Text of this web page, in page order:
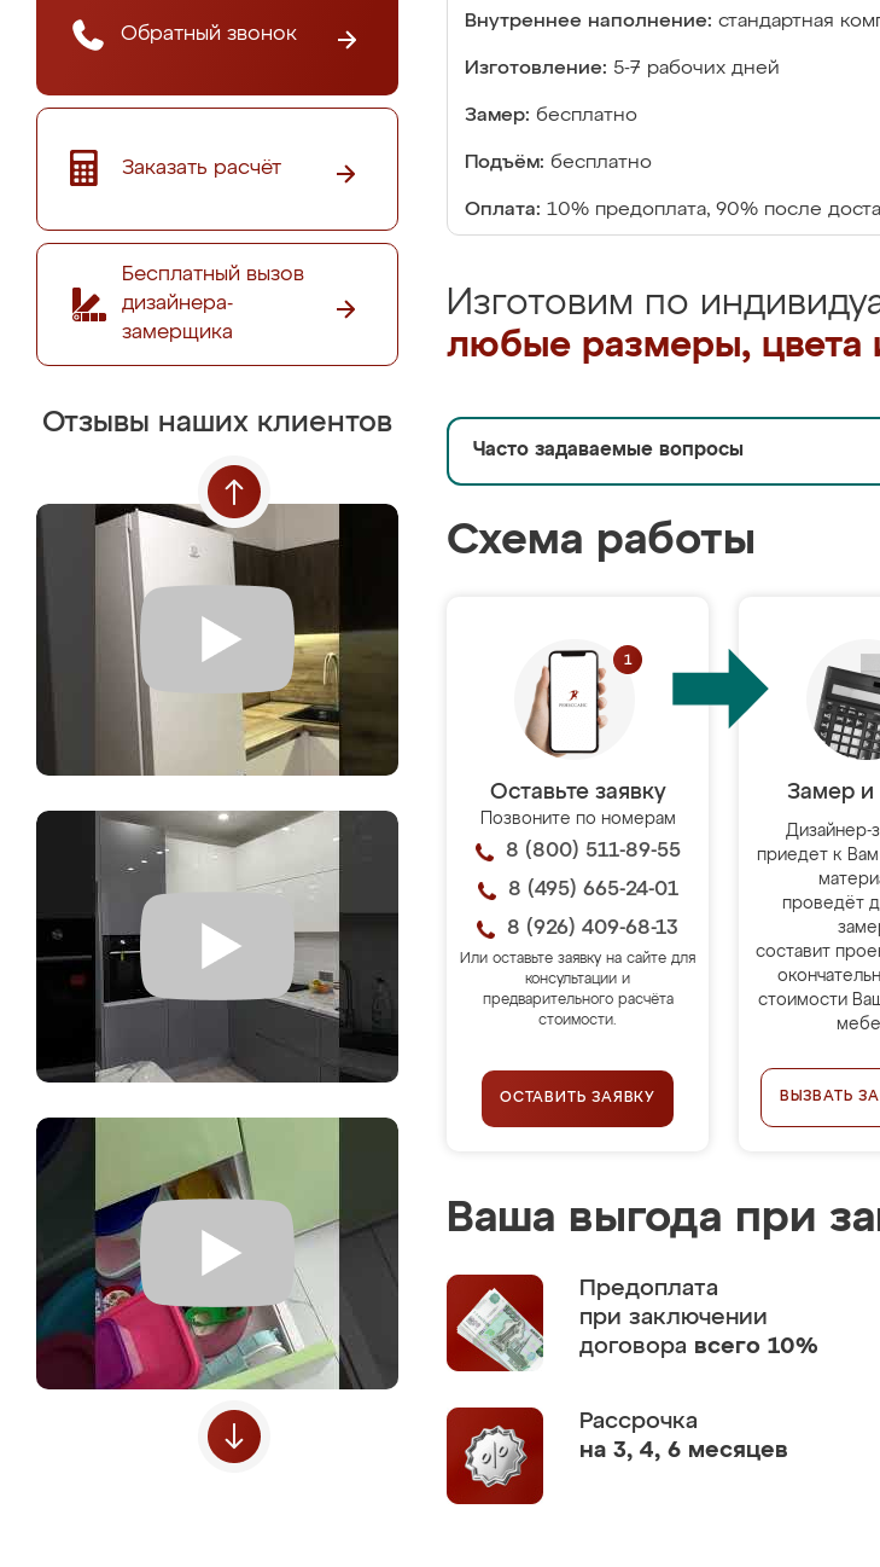
Обратный звонок
Заказать расчёт
Бесплатный вызов
дизайнера-
замерщика
Отзывы наших клиентов
Внутреннее наполнение: стандартная
Изготовление: 5-7 рабочих дней
Замер: бесплатно
Подъём: бесплатно
Оплата: 10% предоплата, 90% после
Изготовим по
любые размеры, цвета
Часто задаваемые вопросы
Схема работы
Оставьте заявку
Позвоните по номерам
8 (800) 511-89-55
8 (495) 665-24-01
8 (926) 409-68-13
Или оставьте заявку на сайте для
консультации и
предварительного расчёта
стоимости.
ОСТАВИТЬ ЗАЯВКУ
Замер и
Дизайнер-
приедет к
проведёт
составит
стоимости
ВЫЗВАТЬ
Ваша выгода при
Предоплата
при заключении
договора всего 10%
Рассрочка
на 3, 4, 6 месяцев